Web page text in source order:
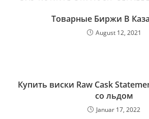
Товарные Биржи В
August 12, 2021
Купить виски Raw Cask
со льдом
Januar 17, 2022